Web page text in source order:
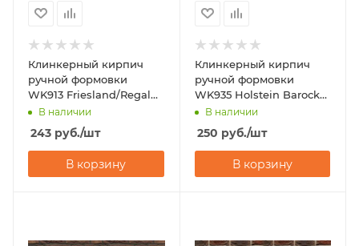
Клинкерный кирпич
ручной формовки
WK913 Friesland/Regal
blend 210x100x65
Westerwalder Klinker
В наличии
243 руб./шт
В корзину
Клинкерный кирпич
ручной формовки
WK935 Holstein Barock
210x100x65 Westerwalder
В наличии
250 руб./шт
В корзину